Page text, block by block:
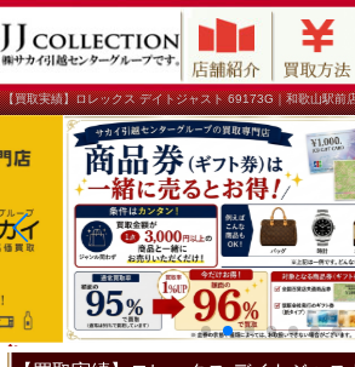
【買取実績】ロレックス デイトジャスト 69173G｜和歌山駅前